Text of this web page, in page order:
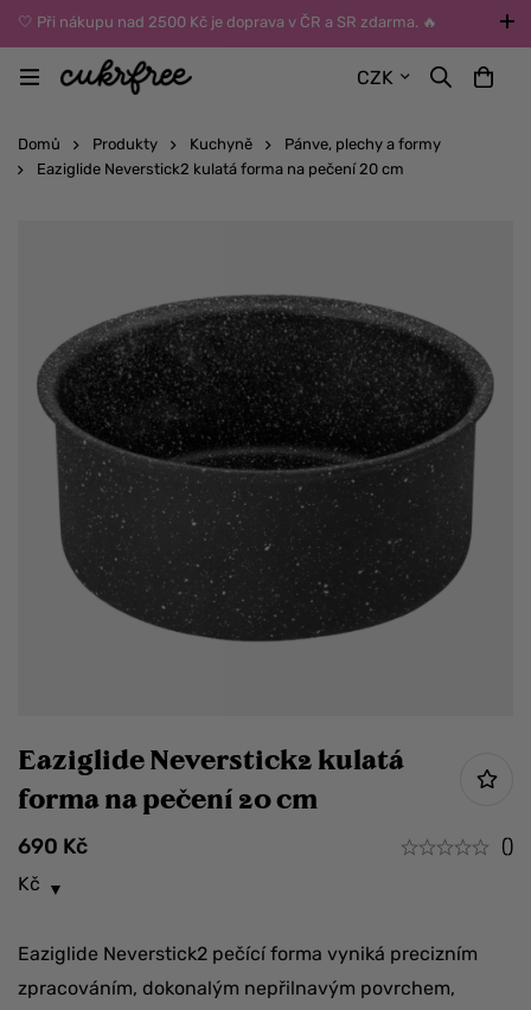
🤍 Při nákupu nad 2500 Kč je doprava v ČR a SR zdarma. 🔥
UPOZORNĚNÍ: Během léta vybírejte dopravu kurýrem nebo do Z-
BOXů umístěných uvnitř budov. Reklamace zboží způsobené
CZK
Domů Produkty Kuchyně
Pánve, plechy a formy
Eaziglide Neverstick2 kulatá forma na pečení 20 cm
Eaziglide Neverstick2 kulatá
forma na pečení 20 cm
690 Kč
()
Kč
Eaziglide Neverstick2 pečící forma vyniká precizním
zpracováním, dokonalým nepřilnavým povrchem,